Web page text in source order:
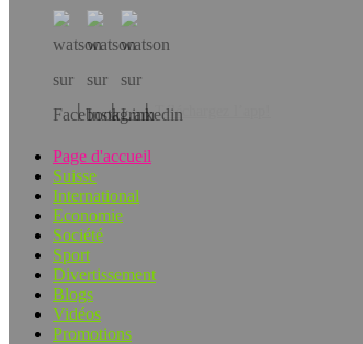
Téléchargez l’app!
Page d'accueil
Suisse
International
Economie
Société
Sport
Divertissement
Blogs
Vidéos
Promotions